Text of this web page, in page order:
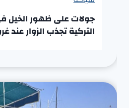
جولات على ظهور الخيل
التركية تجذب الزوار